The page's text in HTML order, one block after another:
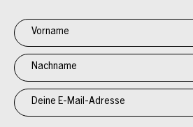
Newsletter
Anmeldung
CV